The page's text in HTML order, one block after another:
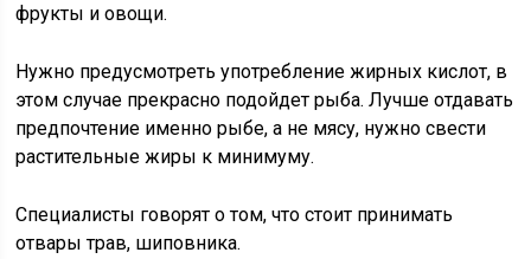
фрукты и овощи.
Нужно предусмотреть употребление жирных кислот, в
этом случае прекрасно подойдет рыба. Лучше отдавать
предпочтение именно рыбе, а не мясу, нужно свести
растительные жиры к минимуму.
Специалисты говорят о том, что стоит принимать
отвары трав, шиповника.